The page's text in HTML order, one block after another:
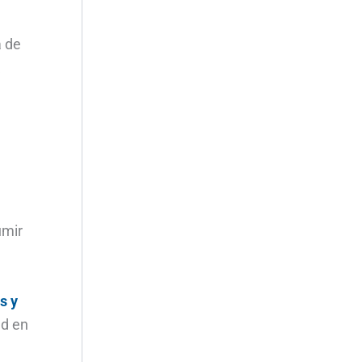
de
y
en